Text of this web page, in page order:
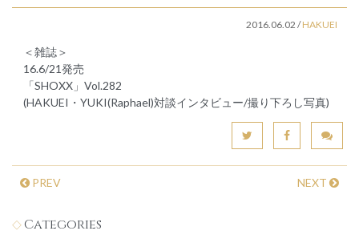
2016.06.02 /HAKUEI
＜雑誌＞
16.6/21発売
「SHOXX」Vol.282
(HAKUEI・YUKI(Raphael)対談インタビュー/撮り下ろし写真)
PREV NEXT
Categories